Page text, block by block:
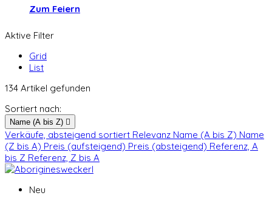
Zum Feiern
Aktive Filter
Grid
List
134 Artikel gefunden
Sortiert nach:
Name (A bis Z) 
Verkäufe, absteigend sortiert Relevanz Name (A bis Z) Name
(Z bis A) Preis (aufsteigend) Preis (absteigend) Referenz, A
bis Z Referenz, Z bis A
Neu